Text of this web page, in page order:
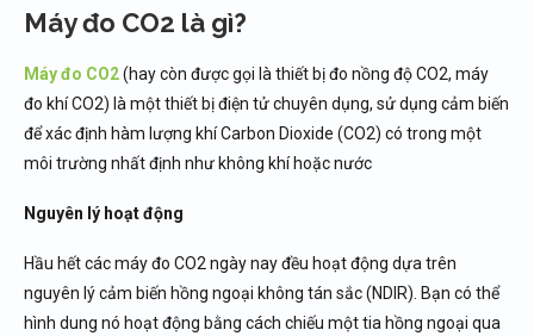
Máy đo CO2 là gì?
Máy đo CO2(hay còn được gọi là thiết bị đo nồng độ CO2, máy
đo khí CO2) là một thiết bị điện tử chuyên dụng, sử dụng cảm biến
để xác định hàm lượng khí Carbon Dioxide (CO2) có trong một
môi trường nhất định như không khí hoặc nước
Nguyên lý hoạt động
Hầu hết các máy đo CO2 ngày nay đều hoạt động dựa trên
nguyên lý cảm biến hồng ngoại không tán sắc (NDIR). Bạn có thể
hình dung nó hoạt động bằng cách chiếu một tia hồng ngoại qua